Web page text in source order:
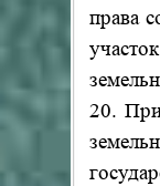
права
20.